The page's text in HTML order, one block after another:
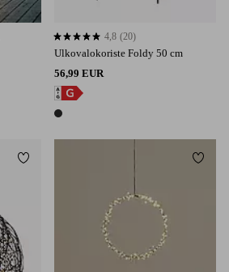
Ulkovalokoriste Foldy 50 cm
56,99 EUR
1 väri
4,8 perustuen 20 arvosanaan
4,8 (20)
Lisää suosikkeihin Lisää